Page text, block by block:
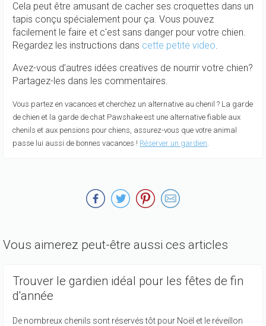
Cela peut être amusant de cacher ses croquettes dans un
tapis conçu spécialement pour ça. Vous pouvez
facilement le faire et c'est sans danger pour votre chien.
Regardez les instructions dans cette petite video.
Avez-vous d’autres idées creatives de nourrir votre chien?
Partagez-les dans les commentaires.
Vous partez en vacances et cherchez un alternative au chenil ? La garde
de chien et la garde de chat Pawshake est une alternative fiable aux
chenils et aux pensions pour chiens, assurez-vous que votre animal
passe lui aussi de bonnes vacances ! Réserver un gardien.
Vous aimerez peut-être aussi ces articles
Trouver le gardien idéal pour les fêtes de fin
d'année
De nombreux chenils sont réservés tôt pour Noël et le réveillon